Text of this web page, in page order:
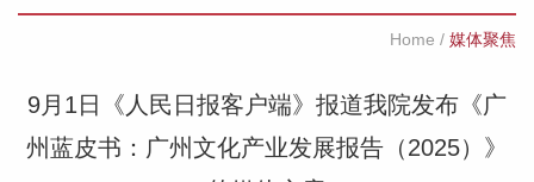
Home / 媒体聚焦
9月1日《人民日报客户端》报道我院发布《广
州蓝皮书：广州文化产业发展报告（2025）》